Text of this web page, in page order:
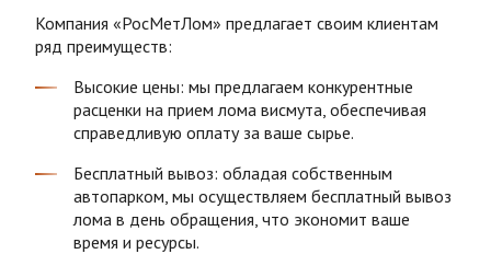
Компания «РосМетЛом» предлагает своим клиентам
ряд преимуществ:
Высокие цены: мы предлагаем конкурентные
расценки на прием лома висмута, обеспечивая
справедливую оплату за ваше сырье.
Бесплатный вывоз: обладая собственным
автопарком, мы осуществляем бесплатный вывоз
лома в день обращения, что экономит ваше
время и ресурсы.